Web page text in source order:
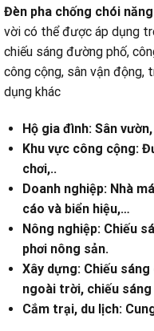
Đèn pha chống chói
vời có thể được áp dụng
chiếu sáng đường phố,
công cộng, sân vận động,
dụng khác
Hộ gia đình: Sân
Khu vực công cộng:
chơi,..
Doanh nghiệp: Nhà
cáo và biển hiệu,…
Nông nghiệp: Chiếu
phơi nông sản.
Xây dựng: Chiếu
ngoài trời, chiếu
Cắm trại, du lịch: